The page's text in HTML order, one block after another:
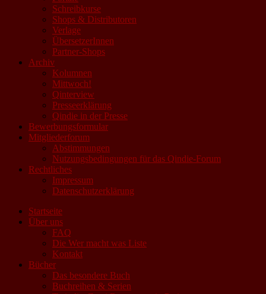
Schreibkurse
Shops & Distributoren
Verlage
ÜbersetzerInnen
Partner-Shops
Archiv
Kolumnen
Mittwoch!
Qinterview
Presseerklärung
Qindie in der Presse
Bewerbungsformular
Mitgliederforum
Abstimmungen
Nutzungsbedingungen für das Qindie-Forum
Rechtliches
Impressum
Datenschutzerklärung
Startseite
Über uns
FAQ
Die Wer macht was Liste
Kontakt
Bücher
Das besondere Buch
Buchreihen & Serien